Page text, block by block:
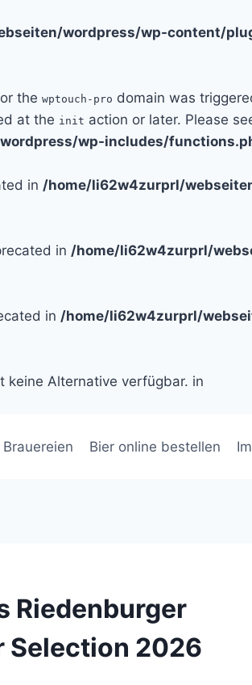
wordpress/wp-content/
the wptouch-pro domain was
at the init action or later. Please
wp-includes/
in /home/li62w4zurprl/
in /home/li62w4zurprl/
in /home/li62w4zurprl/
keine Alternative verfügbar. in
Bier online bestellen
Riedenburger
Selection 2026